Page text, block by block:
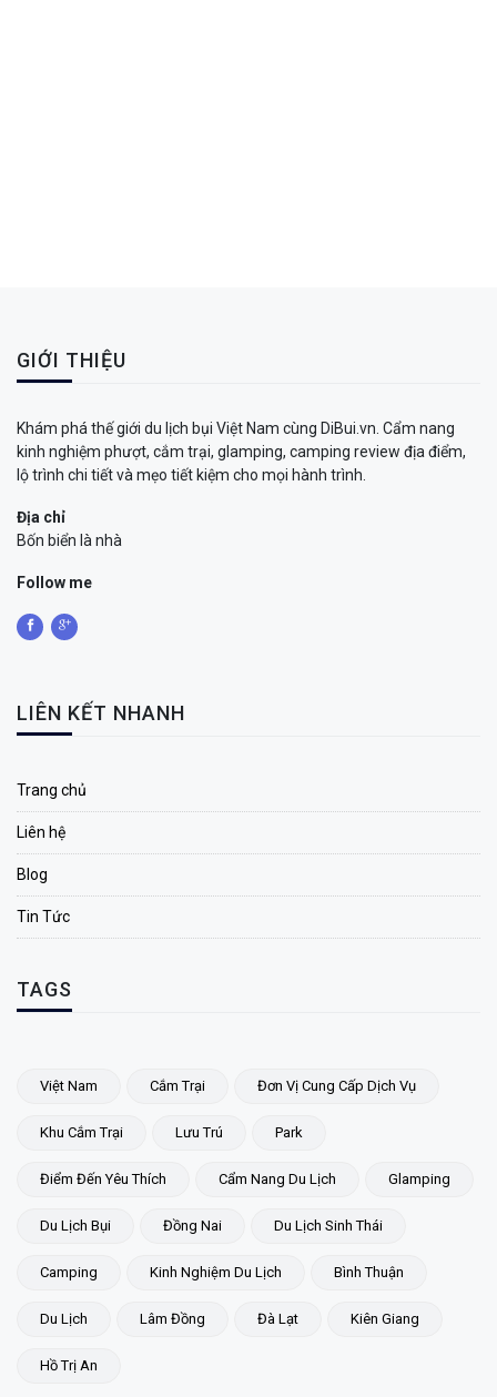
GIỚI THIỆU
Khám phá thế giới du lịch bụi Việt Nam cùng DiBui.vn. Cẩm nang
kinh nghiệm phượt, cắm trại, glamping, camping review địa điểm,
lộ trình chi tiết và mẹo tiết kiệm cho mọi hành trình.
Địa chỉ
Bốn biển là nhà
Follow me
LIÊN KẾT NHANH
Trang chủ
Liên hệ
Blog
Tin Tức
TAGS
Việt Nam Cắm Trại Đơn Vị Cung Cấp Dịch Vụ
Khu Cắm Trại Lưu Trú Park
Điểm Đến Yêu Thích Cẩm Nang Du Lịch Glamping
Du Lịch Bụi Đồng Nai Du Lịch Sinh Thái
Camping Kinh Nghiệm Du Lịch Bình Thuận
Du Lịch Lâm Đồng Đà Lạt Kiên Giang
Hồ Trị An